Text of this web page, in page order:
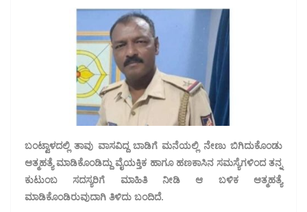
ಬಂಟ್ವಾಳದಲ್ಲಿ ತಾವು ವಾಸವಿದ್ದ ಬಾಡಿಗೆ ಮನೆಯಲ್ಲಿ ನೇಣು ಬಿಗಿದುಕೊಂಡು
ಆತ್ಮಹತ್ಯೆ ಮಾಡಿಕೊಂಡಿದ್ದು ವೈಯಕ್ತಿಕ ಹಾಗೂ ಹಣಕಾಸಿನ ಸಮಸ್ಯೆಗಳಿಂದ ತನ್ನ
ಕುಟುಂಬ ಸದಸ್ಯರಿಗೆ ಮಾಹಿತಿ ನೀಡಿ ಆ ಬಳಿಕ ಆತ್ಮಹತ್ಯೆ
ಮಾಡಿಕೊಂಡಿರುವುದಾಗಿ ತಿಳಿದು ಬಂದಿದೆ.